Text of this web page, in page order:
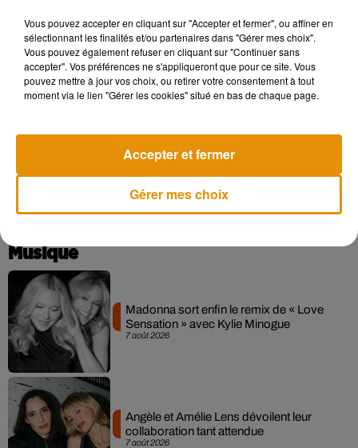
Des concerts, concours de cosplay, et tournois de gaming
sont également au programme. Toute la programmation est
à retrouver sur le site du festival.
L’Angers Geekfest se tiendra, on le rappelle, les 17 et 18
Musique
7 août 2026
Madonna sort enfin le remix de « Love
Sensation » avec Kylie Minogue
7 août 2026
Angèle et Amélie Lens dévoilent leur
collaboration tant attendue
Vous pouvez accepter en cliquant sur "Accepter et fermer", ou affiner en
sélectionnant les finalités et/ou partenaires dans "Gérer mes choix".
Vous pouvez également refuser en cliquant sur "Continuer sans
accepter". Vos préférences ne s'appliqueront que pour ce site. Vous
pouvez mettre à jour vos choix, ou retirer votre consentement à tout
moment via le lien "Gérer les cookies" situé en bas de chaque page.
Gérer mes choix
Accepter et fermer